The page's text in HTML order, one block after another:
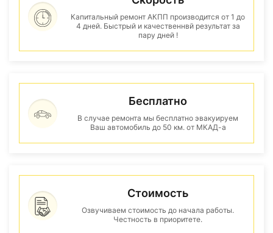
Капитальный ремонт АКПП производится от 1 до
4 дней. Быстрый и качественнвй результат за
пару дней !
Бесплатно
В случае ремонта мы бесплатно эвакуируем
Ваш автомобиль до 50 км. от МКАД-а
Стоимость
Озвучиваем стоимость до начала работы.
Честность в приоритете.